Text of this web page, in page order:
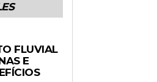
FLUVIAL
E